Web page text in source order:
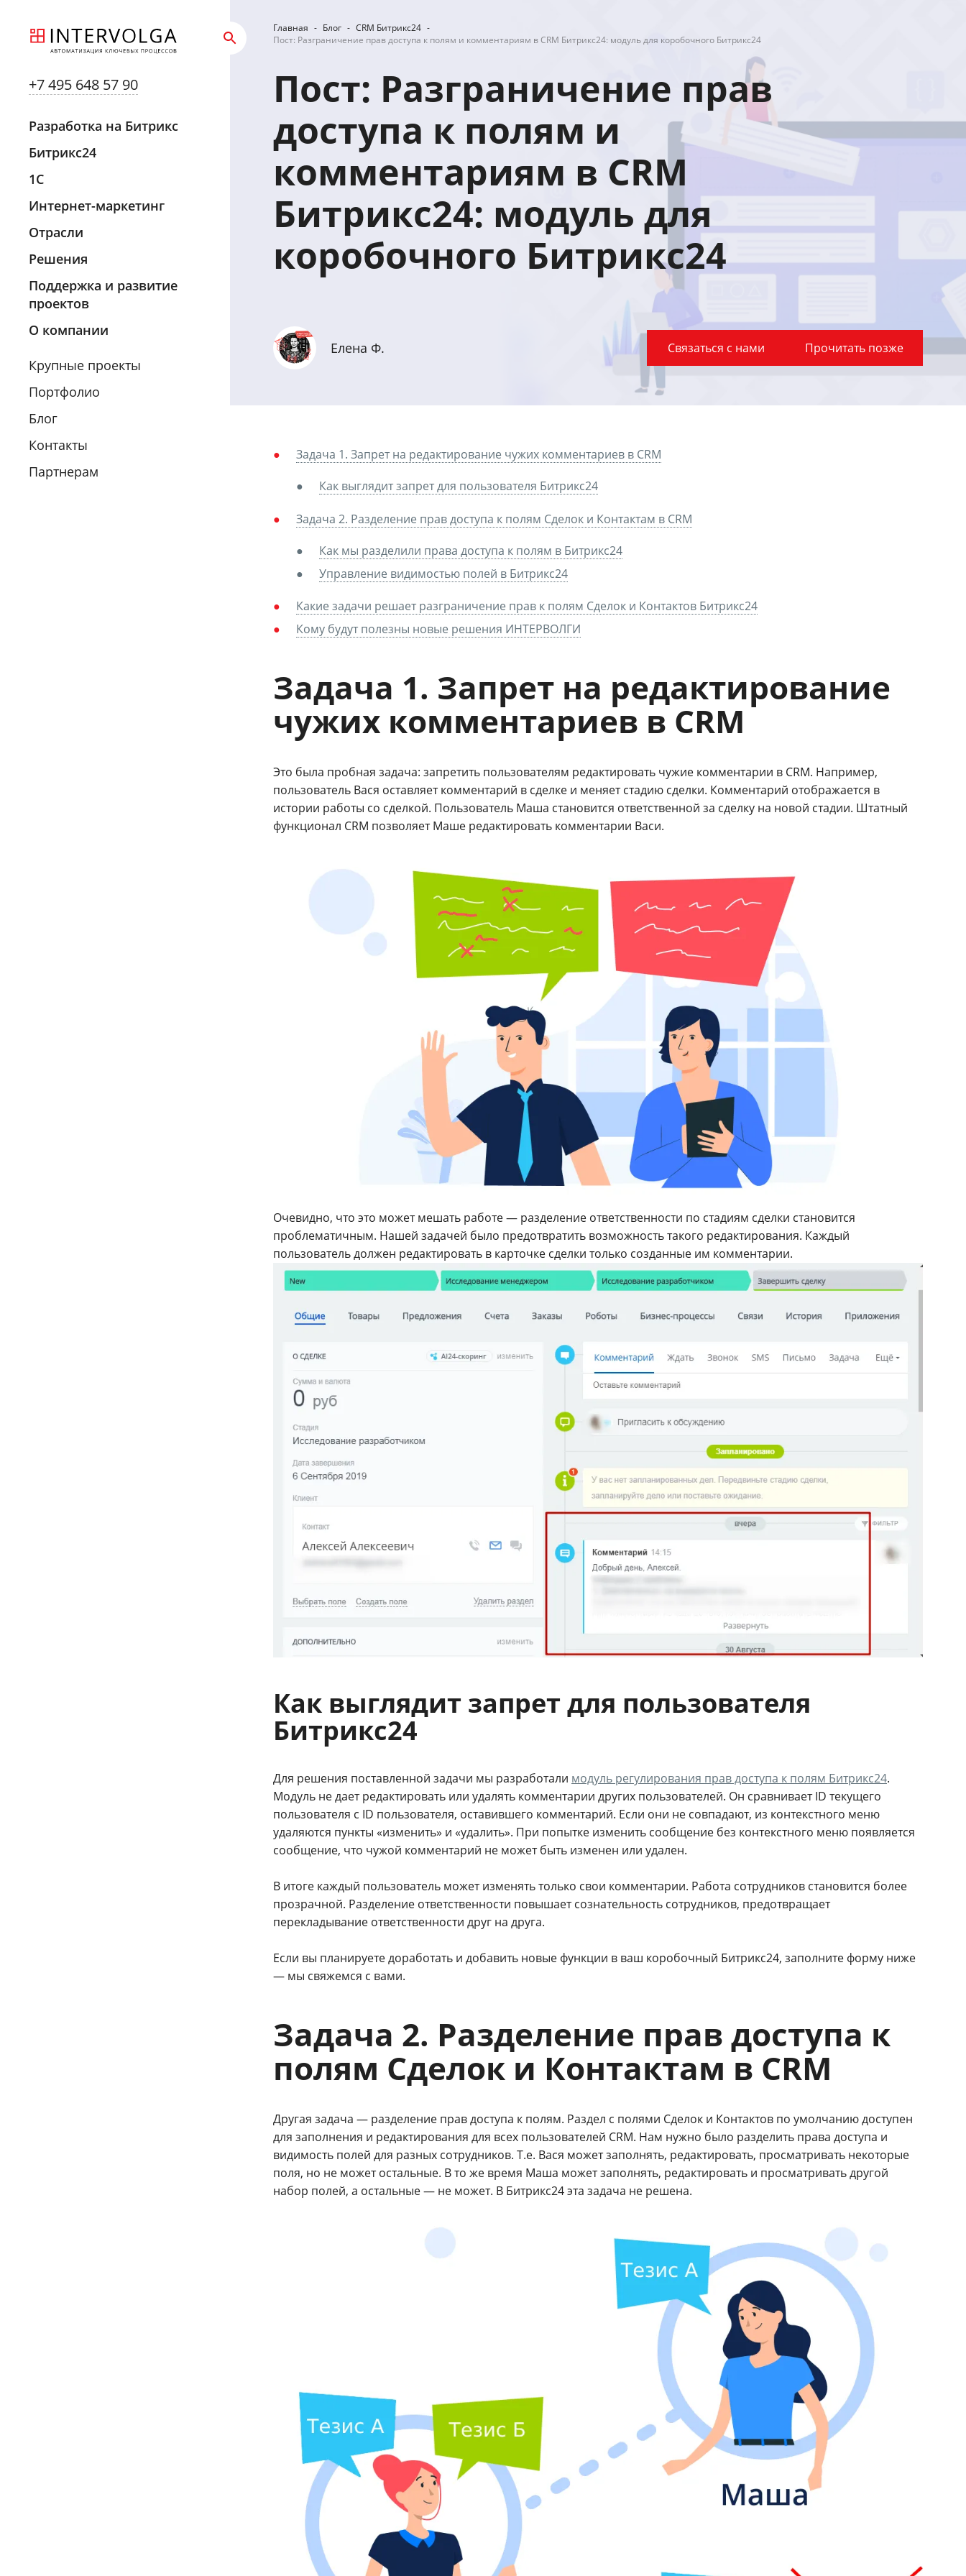
+7 495 648 57 90
Разработка на Битрикс
Битрикс24
1С
Интернет-маркетинг
Отрасли
Решения
Поддержка и развитие
проектов
О компании
Крупные проекты
Портфолио
Блог
Контакты
Партнерам
Главная - Блог - CRM Битрикс24 -
Пост: Разграничение прав доступа к полям и комментариям в CRM Битрикс24: модуль для коробочного Битрикс24
Пост: Разграничение прав
доступа к полям и
комментариям в CRM
Битрикс24: модуль для
коробочного Битрикс24
Елена Ф. Связаться с нами Прочитать позже
Задача 1. Запрет на редактирование чужих комментариев в CRM
Как выглядит запрет для пользователя Битрикс24
Задача 2. Разделение прав доступа к полям Сделок и Контактам в CRM
Как мы разделили права доступа к полям в Битрикс24
Управление видимостью полей в Битрикс24
Какие задачи решает разграничение прав к полям Сделок и Контактов Битрикс24
Кому будут полезны новые решения ИНТЕРВОЛГИ
Задача 1. Запрет на редактирование
чужих комментариев в CRM
Это была пробная задача: запретить пользователям редактировать чужие комментарии в CRM. Например,
пользователь Вася оставляет комментарий в сделке и меняет стадию сделки. Комментарий отображается в
истории работы со сделкой. Пользователь Маша становится ответственной за сделку на новой стадии. Штатный
функционал CRM позволяет Маше редактировать комментарии Васи.
Очевидно, что это может мешать работе — разделение ответственности по стадиям сделки становится
проблематичным. Нашей задачей было предотвратить возможность такого редактирования. Каждый
пользователь должен редактировать в карточке сделки только созданные им комментарии.
Как выглядит запрет для пользователя
Битрикс24
Для решения поставленной задачи мы разработали модуль регулирования прав доступа к полям Битрикс24.
Модуль не дает редактировать или удалять комментарии других пользователей. Он сравнивает ID текущего
пользователя с ID пользователя, оставившего комментарий. Если они не совпадают, из контекстного меню
удаляются пункты «изменить» и «удалить». При попытке изменить сообщение без контекстного меню появляется
сообщение, что чужой комментарий не может быть изменен или удален.
В итоге каждый пользователь может изменять только свои комментарии. Работа сотрудников становится более
прозрачной. Разделение ответственности повышает сознательность сотрудников, предотвращает
перекладывание ответственности друг на друга.
Если вы планируете доработать и добавить новые функции в ваш коробочный Битрикс24, заполните форму ниже
— мы свяжемся с вами.
Задача 2. Разделение прав доступа к
полям Сделок и Контактам в CRM
Другая задача — разделение прав доступа к полям. Раздел с полями Сделок и Контактов по умолчанию доступен
для заполнения и редактирования для всех пользователей CRM. Нам нужно было разделить права доступа и
видимость полей для разных сотрудников. Т.е. Вася может заполнять, редактировать, просматривать некоторые
поля, но не может остальные. В то же время Маша может заполнять, редактировать и просматривать другой
набор полей, а остальные — не может. В Битрикс24 эта задача не решена.